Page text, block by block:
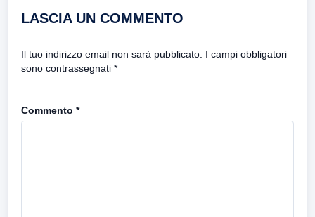
LASCIA UN COMMENTO
Il tuo indirizzo email non sarà pubblicato. I campi obbligatori
sono contrassegnati *
Commento *